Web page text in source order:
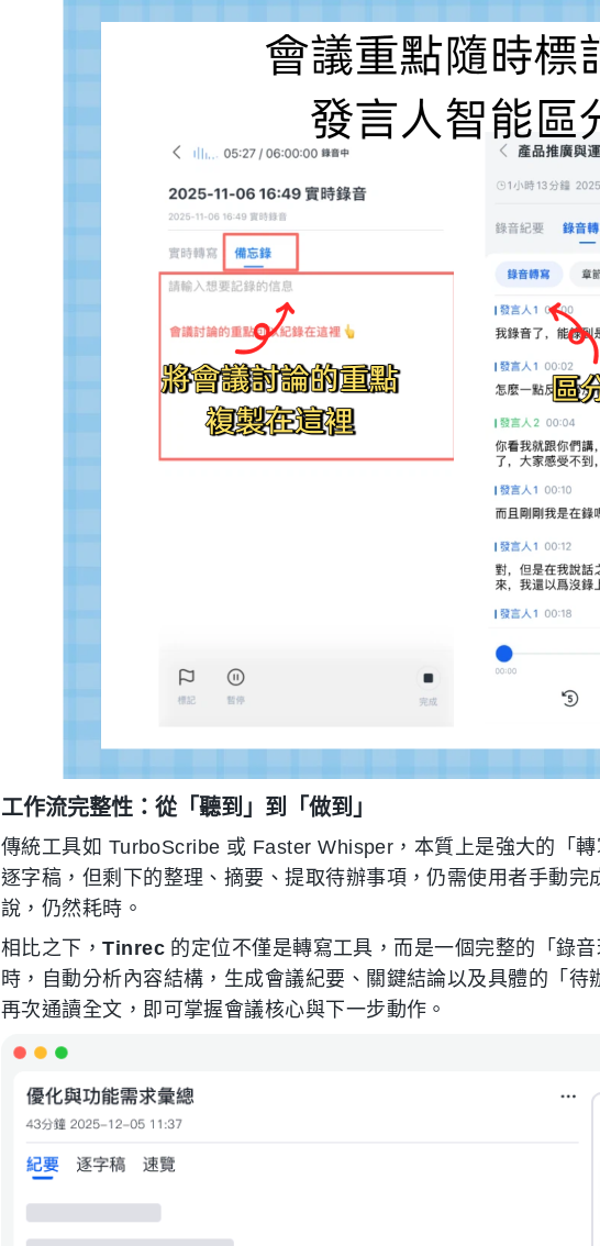
工作流完整性：從「聽到」到「做到」
傳統工具如 TurboScribe 或 Faster Whisper，本質上是強大的「
逐字稿，但剩下的整理、摘要、提取待辦事項，仍需使用者手動完
說，仍然耗時。
相比之下，Tinrec的定位不僅是轉寫工具，而是一個完整的「錄
時，自動分析內容結構，生成會議紀要、關鍵結論以及具體的「待
再次通讀全文，即可掌握會議核心與下一步動作。